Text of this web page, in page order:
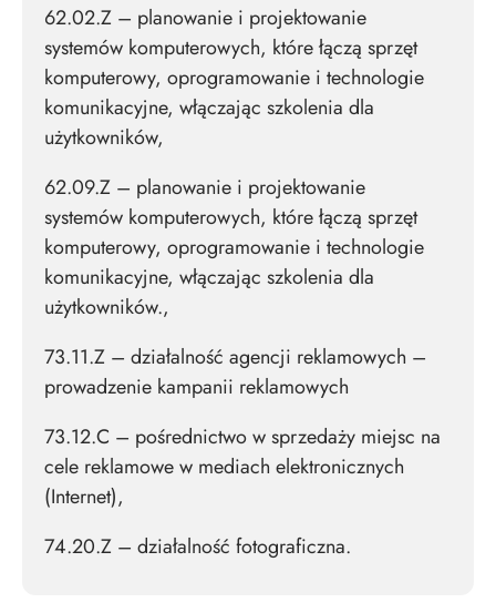
62.02.Z – planowanie i projektowanie
systemów komputerowych, które łączą sprzęt
komputerowy, oprogramowanie i technologie
komunikacyjne, włączając szkolenia dla
użytkowników,
62.09.Z – planowanie i projektowanie
systemów komputerowych, które łączą sprzęt
komputerowy, oprogramowanie i technologie
komunikacyjne, włączając szkolenia dla
użytkowników.,
73.11.Z – działalność agencji reklamowych –
prowadzenie kampanii reklamowych
73.12.C – pośrednictwo w sprzedaży miejsc na
cele reklamowe w mediach elektronicznych
(Internet),
74.20.Z – działalność fotograficzna.